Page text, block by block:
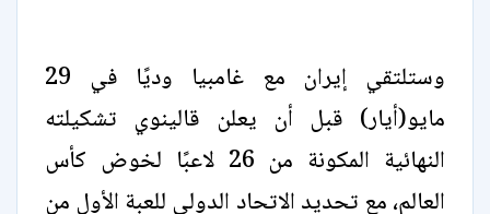
وستلتقي إيران مع غامبيا وديًا في 29
مايو(أيار) قبل أن يعلن قالينوي تشكيلته
النهائية المكونة من 26 لاعبًا لخوض كأس
العالم، مع تحديد الاتحاد الدولي للعبة الأول من